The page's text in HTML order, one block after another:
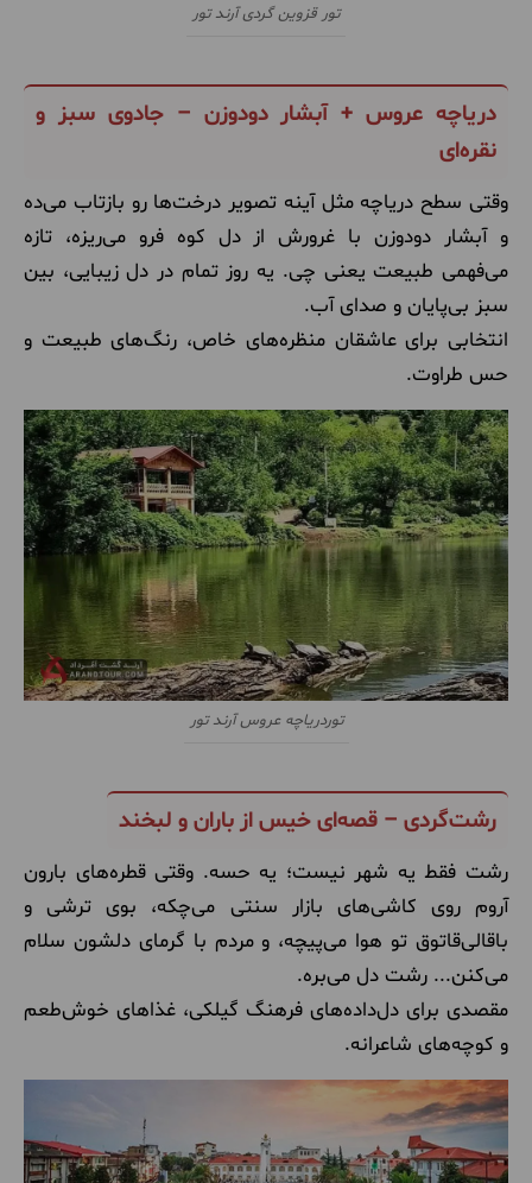
تور قزوین گردی آرند تور
دریاچه عروس + آبشار دودوزن – جادوی سبز و
نقره‌ای
وقتی سطح دریاچه مثل آینه تصویر درخت‌ها رو بازتاب می‌ده
و آبشار دودوزن با غرورش از دل کوه فرو می‌ریزه، تازه
می‌فهمی طبیعت یعنی چی. یه روز تمام در دل زیبایی، بین
سبز بی‌پایان و صدای آب.
انتخابی برای عاشقان منظره‌های خاص، رنگ‌های طبیعت و
حس طراوت.
توردریاچه عروس آرند تور
رشت‌گردی – قصه‌ای خیس از باران و لبخند
رشت فقط یه شهر نیست؛ یه حسه. وقتی قطره‌های بارون
آروم روی کاشی‌های بازار سنتی می‌چکه، بوی ترشی و
باقالی‌قاتوق تو هوا می‌پیچه، و مردم با گرمای دلشون سلام
می‌کنن... رشت دل می‌بره.
مقصدی برای دل‌داده‌های فرهنگ گیلکی، غذاهای خوش‌طعم
و کوچه‌های شاعرانه.